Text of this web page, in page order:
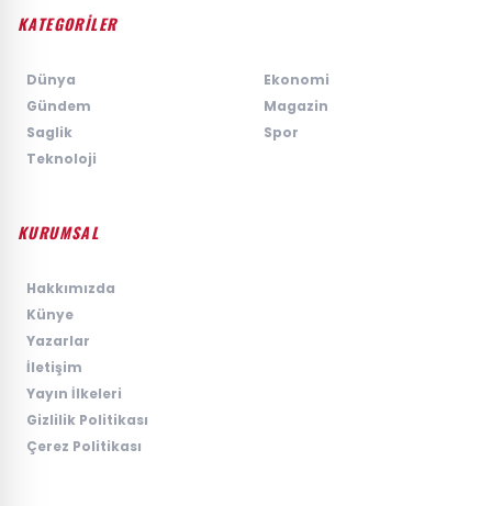
KATEGORİLER
Dünya
Ekonomi
Gündem
Magazin
Saglik
Spor
Teknoloji
KURUMSAL
Hakkımızda
Künye
Yazarlar
İletişim
Yayın İlkeleri
Gizlilik Politikası
Çerez Politikası